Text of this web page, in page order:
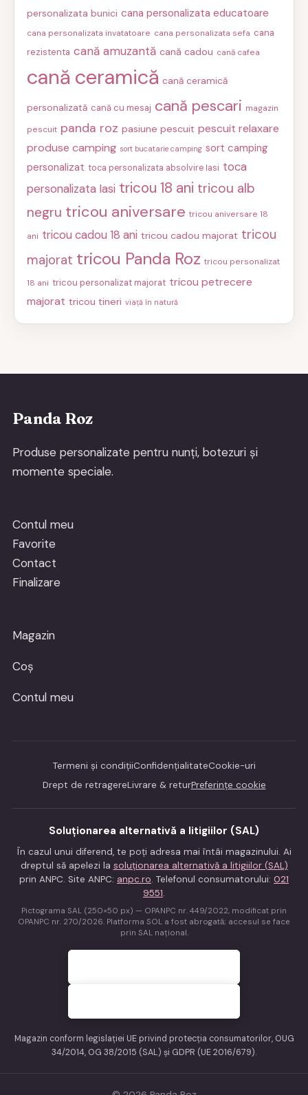
personalizata bunici cana personalizata educatoare
cana personalizata invatatoare cana personalizata sefa cana
rezistenta cană amuzantă cană cadou cană cafea
cană ceramică cană ceramică
personalizată cană cu mesaj cană pescari magazin
pescuit panda roz pasiune pescuit pescuit relaxare
produse camping sort bucatarie camping sort camping
personalizat toca personalizata absolvire Iasi toca
personalizata Iasi tricou 18 ani tricou alb
negru tricou aniversare tricou aniversare 18
ani tricou cadou 18 ani tricou cadou majorat tricou
majorat tricou Panda Roz tricou personalizat
18 ani tricou personalizat majorat tricou petrecere
majorat tricou tineri viață în natură
Panda Roz
Produse personalizate pentru nunți, botezuri și
momente speciale.
Contul meu
Favorite
Contact
Finalizare
Magazin
Coș
Contul meu
Termeni și condițiiConfidențialitateCookie-uri
Drept de retragereLivrare & returPreferințe cookie
Soluționarea alternativă a litigiilor (SAL)
În cazul unui diferend, te poți adresa mai întâi magazinului. Ai
dreptul să apelezi la soluționarea alternativă a litigiilor (SAL)
prin ANPC. Site ANPC: anpc.ro. Telefonul consumatorului: 021
9551.
Pictograma SAL (250×50 px) — OPANPC nr. 449/2022, modificat prin
OPANPC nr. 270/2026. Platforma SOL a fost abrogată; accesul se face
prin SAL național.
Magazin conform legislației UE privind protecția consumatorilor, OUG
34/2014, OG 38/2015 (SAL) și GDPR (UE 2016/679).